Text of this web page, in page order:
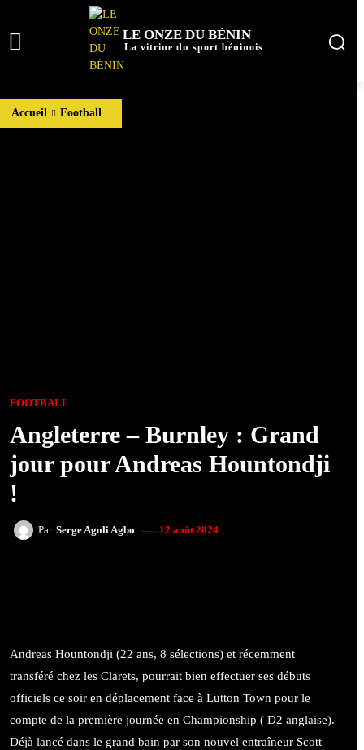
LE ONZE DU BÉNIN
La vitrine du sport béninois
Accueil Football
FOOTBALL
Angleterre – Burnley : Grand
jour pour Andreas Hountondji
!
Par Serge Agoli Agbo 12 août 2024
Andreas Hountondji (22 ans, 8 sélections) et récemment
transféré chez les Clarets, pourrait bien effectuer ses débuts
officiels ce soir en déplacement face à Lutton Town pour le
compte de la première journée en Championship ( D2 anglaise).
Déjà lancé dans le grand bain par son nouvel entraîneur Scott